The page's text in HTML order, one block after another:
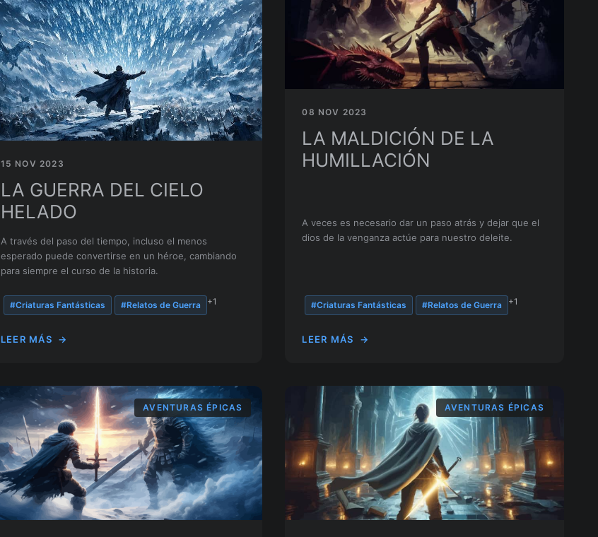
15 NOV 2023
LA GUERRA DEL CIELO
HELADO
A través del paso del tiempo, incluso el menos
esperado puede convertirse en un héroe, cambiando
para siempre el curso de la historia.
#Criaturas Fantásticas #Relatos de Guerra +1
LEER MÁS →
08 NOV 2023
LA MALDICIÓN DE LA
HUMILLACIÓN
A veces es necesario dar un paso atrás y dejar que el
dios de la venganza actúe para nuestro deleite.
#Criaturas Fantásticas #Relatos de Guerra +1
LEER MÁS →
AVENTURAS ÉPICAS AVENTURAS ÉPICAS